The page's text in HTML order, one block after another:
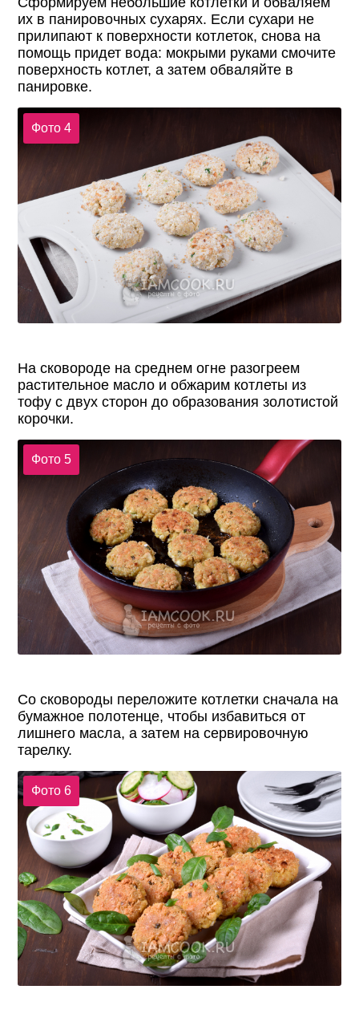
их в панировочных сухарях. Если сухари не
прилипают к поверхности котлеток, снова на
помощь придет вода: мокрыми руками смочите
поверхность котлет, а затем обваляйте в
панировке.
Фото 4
На сковороде на среднем огне разогреем
растительное масло и обжарим котлеты из
тофу с двух сторон до образования золотистой
корочки.
Фото 5
Со сковороды переложите котлетки сначала на
бумажное полотенце, чтобы избавиться от
лишнего масла, а затем на сервировочную
тарелку.
Фото 6